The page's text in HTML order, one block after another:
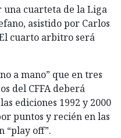
cuarteta de la Liga
asistido por Carlos
cuarto arbitro será
a mano” que en tres
del CFFA deberá
ediciones 1992 y 2000
puntos y recién en las
“play off”.